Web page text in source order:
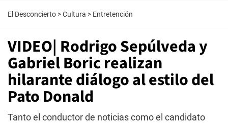
El Desconcierto >Cultura > Entretención
VIDEO| Rodrigo Sepúlveda y
Gabriel Boric realizan
hilarante diálogo al estilo del
Pato Donald
Tanto el conductor de noticias como el candidato